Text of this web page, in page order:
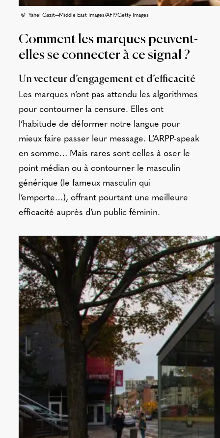
© Yahel Gazit—Middle East Images/AFP/Getty Images
Comment les marques peuvent-
elles se connecter à ce signal ?
Un vecteur d’engagement et d’efficacité
Les marques n’ont pas attendu les algorithmes
pour contourner la censure. Elles ont
l’habitude de déformer notre langue pour
mieux faire passer leur message. L’ARPP-speak
en somme… Mais rares sont celles à oser le
point médian ou à contourner le masculin
générique (le fameux masculin qui
l’emporte…), offrant pourtant une meilleure
efficacité auprès d’un public féminin.